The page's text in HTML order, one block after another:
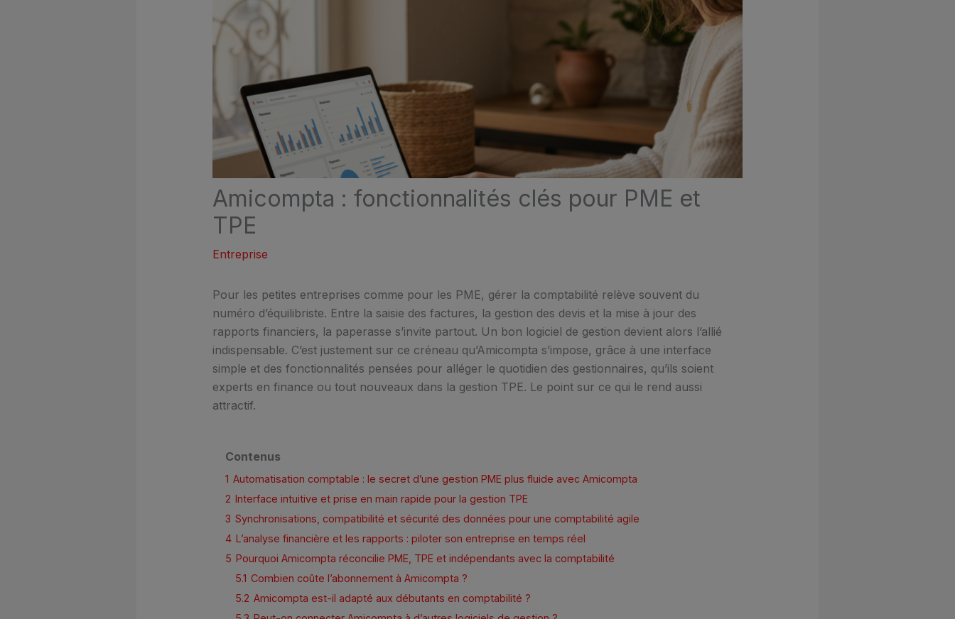
Amicompta : fonctionnalités clés pour PME et
TPE
Entreprise
Pour les petites entreprises comme pour les PME, gérer la comptabilité relève souvent du
numéro d’équilibriste. Entre la saisie des factures, la gestion des devis et la mise à jour des
rapports financiers, la paperasse s’invite partout. Un bon logiciel de gestion devient alors l’allié
indispensable. C’est justement sur ce créneau qu’Amicompta s’impose, grâce à une interface
simple et des fonctionnalités pensées pour alléger le quotidien des gestionnaires, qu’ils soient
experts en finance ou tout nouveaux dans la gestion TPE. Le point sur ce qui le rend aussi
attractif.
Contenus
1 Automatisation comptable : le secret d’une gestion PME plus fluide avec Amicompta
2 Interface intuitive et prise en main rapide pour la gestion TPE
3 Synchronisations, compatibilité et sécurité des données pour une comptabilité agile
4 L’analyse financière et les rapports : piloter son entreprise en temps réel
5 Pourquoi Amicompta réconcilie PME, TPE et indépendants avec la comptabilité
5.1 Combien coûte l’abonnement à Amicompta ?
5.2 Amicompta est-il adapté aux débutants en comptabilité ?